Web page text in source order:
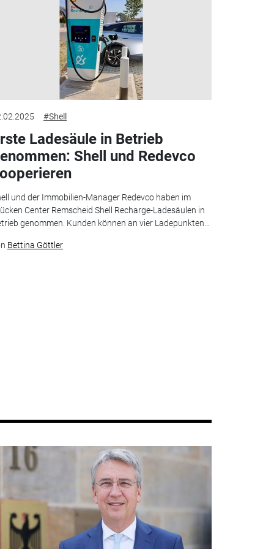
#Shell
Ladesäule in Betrieb
Shell und Redevco
und der Immobilien-Manager Redevco haben im
Center Remscheid Shell Recharge-Ladesäulen in
genommen. Kunden können an vier Ladepunkten...
Bettina Göttler